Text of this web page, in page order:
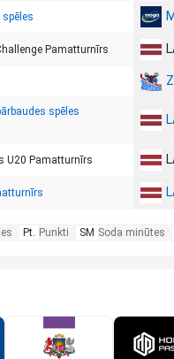
Pamatturnīrs
spēles
U20 Pamatturnīrs
Pt. Punkti SM Soda minūtes